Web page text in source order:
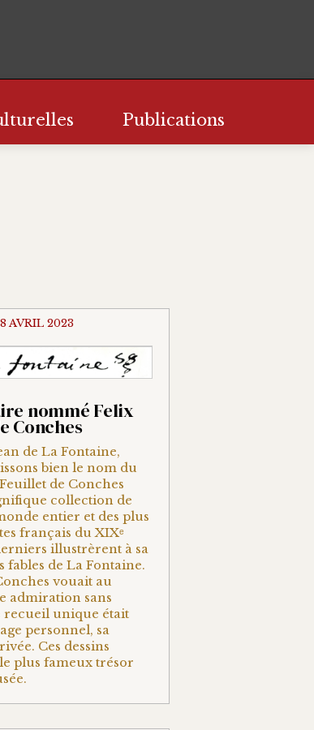
Publications
AVRIL 2023
nommé Felix
Conches
de La Fontaine,
bien le nom du
de Conches
collection de
entier et des plus
français du XIXᵉ
illustrèrent à sa
fables de La Fontaine.
vouait au
admiration sans
recueil unique était
personnel, sa
Ces dessins
plus fameux trésor